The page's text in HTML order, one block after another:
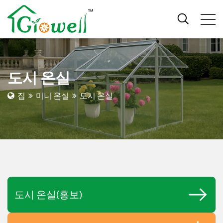
도시 온실
집 미니 온실 도시 온실
도시 온실(홍보)